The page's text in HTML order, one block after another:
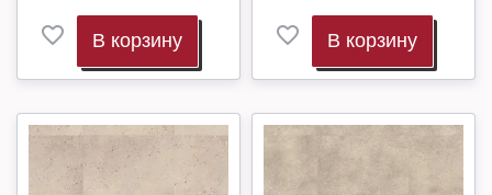
В корзину В корзину